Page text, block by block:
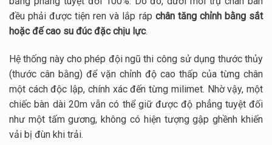
đều phải được tiện ren và lắp ráp chân tăng chỉnh bằng sắt
hoặc đế cao su đúc đặc chịu lực.
Hệ thống này cho phép đội ngũ thi công sử dụng thước thủy
(thước cân bằng) để vặn chỉnh độ cao thấp của từng chân
một cách độc lập, chính xác đến từng milimet. Nhờ vậy, một
chiếc bàn dài 20mvẫn có thể giữ được độ phẳng tuyệt đối
như một tấm gương, không có hiện tượng gập ghềnh khiến
vải bị đùn khi trải.